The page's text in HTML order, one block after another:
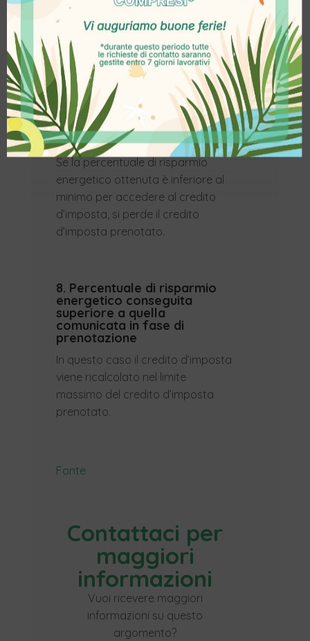
precedenza, il credito d’imposta
sarà ricalcolato scegliendo lo
scaglione di risparmio energetico
effettivamente ottenuto.
7. Percentuale di risparmio
energetico conseguita
inferiore al minimo richiesto
Se la percentuale di risparmio
energetico ottenuta è inferiore al
minimo per accedere al credito
d’imposta, si perde il credito
d’imposta prenotato.
8. Percentuale di risparmio
energetico conseguita
superiore a quella
comunicata in fase di
prenotazione
In questo caso il credito d’imposta
viene ricalcolato nel limite
massimo del credito d’imposta
prenotato.
Fonte
Contattaci per
maggiori
informazioni
Vuoi ricevere maggiori
informazioni su questo
argomento?